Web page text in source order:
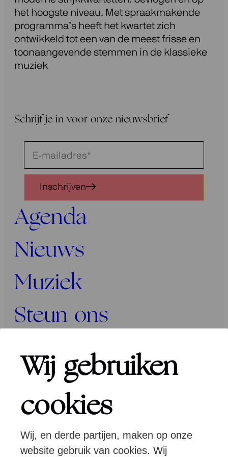
Wij gebruiken
cookies
Wij, en derde partijen, maken op onze
website gebruik van cookies. Wij
het hoogste niveau. Met spraakmakende
programma’s heeft het kwartet zich
ontwikkeld tot een van de meest frisse en
toonaangevende stemmen in de klassieke
muziek
Schrijf je in voor onze nieuwsbrief
Schrijf
je
voor
onze
nieuwsbrief
Inschrijven
Agenda
Nieuws
Muziek
Steun ons
Programma’s
Over ons
Programmeurs Contact